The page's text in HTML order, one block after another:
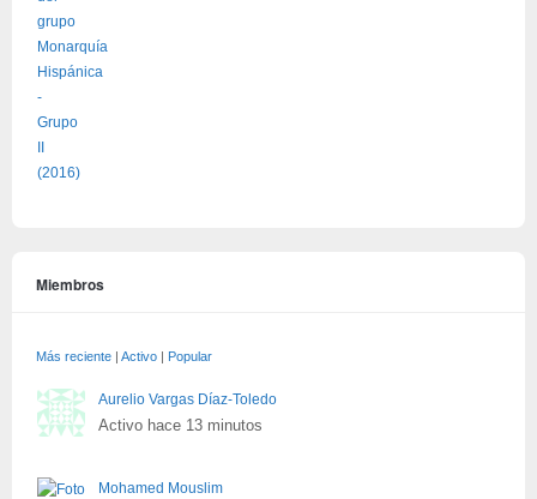
Miembros
Más reciente | Activo | Popular
Aurelio Vargas Díaz-Toledo
Activo hace 13 minutos
Mohamed Mouslim